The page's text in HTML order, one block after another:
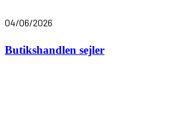
04/06/2026
Butikshandlen sejler